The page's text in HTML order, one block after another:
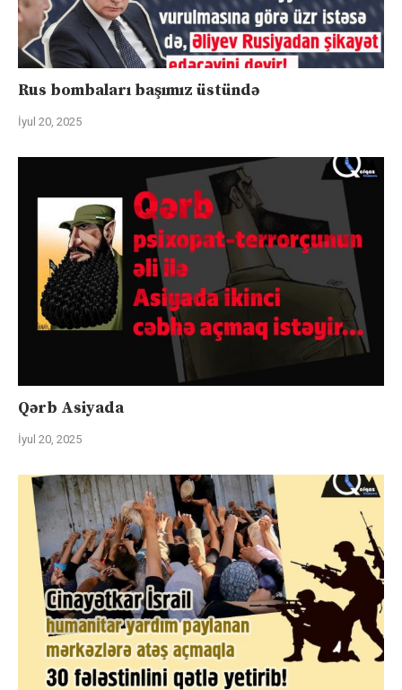
Rus bombaları başımız üstündə
İyul 20, 2025
Qərb Asiyada
İyul 20, 2025